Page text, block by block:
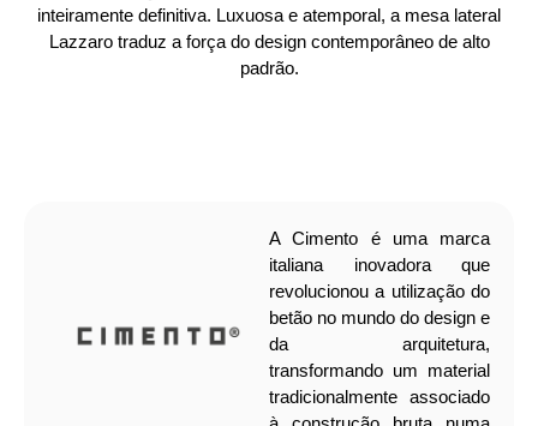
inteiramente definitiva. Luxuosa e atemporal, a mesa lateral
Lazzaro traduz a força do design contemporâneo de alto
padrão.
A Cimento é uma marca
italiana inovadora que
revolucionou a utilização do
betão no mundo do design e
da arquitetura,
transformando um material
tradicionalmente associado